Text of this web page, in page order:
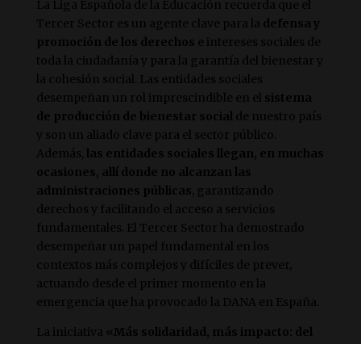
La Liga Española de la Educación recuerda que el
Tercer Sector es un agente clave para la defensa y
promoción de los derechos e intereses sociales de
toda la ciudadanía y para la garantía del bienestar y
la cohesión social. Las entidades sociales
desempeñan un rol imprescindible en el sistema
de producción de bienestar social de nuestro país
y son un aliado clave para el sector público.
Además,
las entidades sociales llegan, en muchas
ocasiones, allí donde no alcanzan las
administraciones públicas , garantizando
derechos y facilitando el acceso a servicios
fundamentales. El Tercer Sector ha demostrado
desempeñar un papel fundamental en los
contextos más complejos y difíciles de prever,
actuando desde el primer momento en la
emergencia que ha provocado la DANA en España.
La iniciativa «Más solidaridad, más impacto: del